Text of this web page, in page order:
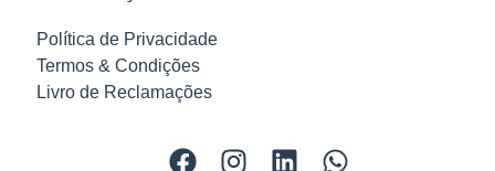
Política de Privacidade
Termos & Condições
Livro de Reclamações